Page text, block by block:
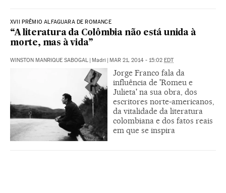
XVII PRÊMIO ALFAGUARA DE ROMANCE
“A literatura da Colômbia não está unida à
morte, mas à vida”
WINSTON MANRIQUE SABOGAL | Madri | MAR 21, 2014 - 15:02 EDT
Jorge Franco fala da
influência de 'Romeu e
Julieta' na sua obra, dos
escritores norte-americanos,
da vitalidade da literatura
colombiana e dos fatos reais
em que se inspira